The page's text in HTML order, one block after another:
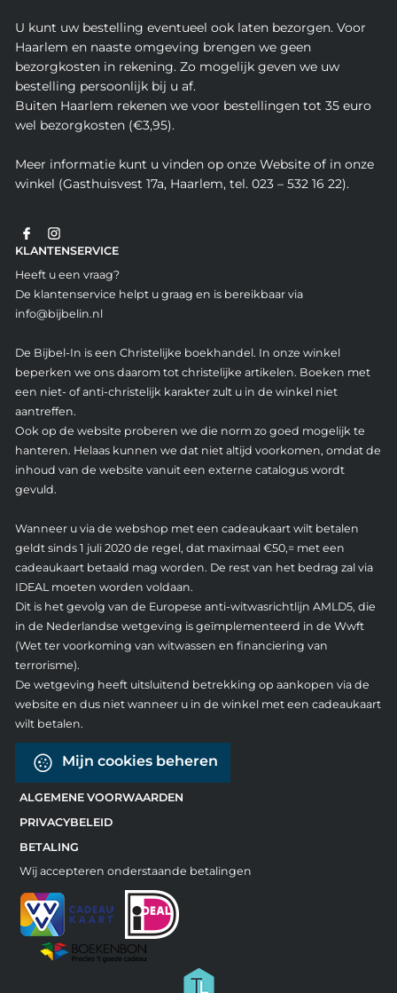
U kunt uw bestelling eventueel ook laten bezorgen. Voor
Haarlem en naaste omgeving brengen we geen
bezorgkosten in rekening. Zo mogelijk geven we uw
bestelling persoonlijk bij u af.
Buiten Haarlem rekenen we voor bestellingen tot 35 euro
wel bezorgkosten (€3,95).
Meer informatie kunt u vinden op onze Website of in onze
winkel (Gasthuisvest 17a, Haarlem, tel. 023 – 532 16 22).
KLANTENSERVICE
Heeft u een vraag?
De klantenservice helpt u graag en is bereikbaar via
info@bijbelin.nl
De Bijbel-In is een Christelijke boekhandel. In onze winkel
beperken we ons daarom tot christelijke artikelen. Boeken met
een niet- of anti-christelijk karakter zult u in de winkel niet
aantreffen.
Ook op de website proberen we die norm zo goed mogelijk te
hanteren. Helaas kunnen we dat niet altijd voorkomen, omdat de
inhoud van de website vanuit een externe catalogus wordt
gevuld.
Wanneer u via de webshop met een cadeaukaart wilt betalen
geldt sinds 1 juli 2020 de regel, dat maximaal €50,= met een
cadeaukaart betaald mag worden. De rest van het bedrag zal via
IDEAL moeten worden voldaan.
Dit is het gevolg van de Europese anti-witwasrichtlijn AMLD5, die
in de Nederlandse wetgeving is geïmplementeerd in de Wwft
(Wet ter voorkoming van witwassen en financiering van
terrorisme).
De wetgeving heeft uitsluitend betrekking op aankopen via de
website en dus niet wanneer u in de winkel met een cadeaukaart
wilt betalen.
Mijn cookies beheren
ALGEMENE VOORWAARDEN
PRIVACYBELEID
BETALING
Wij accepteren onderstaande betalingen